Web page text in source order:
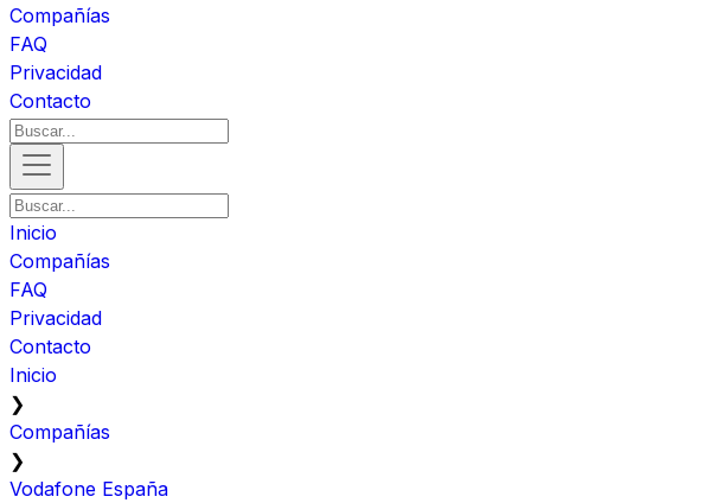
Compañías
FAQ
Privacidad
Contacto
Inicio
Compañías
FAQ
Privacidad
Contacto
Inicio
❯
Compañías
❯
Vodafone España